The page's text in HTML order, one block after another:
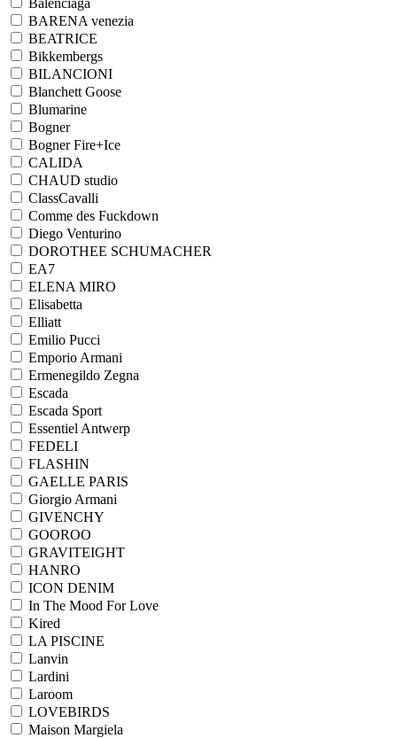
Balenciaga
BARENA venezia
BEATRICE
Bikkembergs
BILANCIONI
Blanchett Goose
Blumarine
Bogner
Bogner Fire+Ice
CALIDA
CHAUD studio
ClassCavalli
Comme des Fuckdown
Diego Venturino
DOROTHEE SCHUMACHER
EA7
ELENA MIRO
Elisabetta
Elliatt
Emilio Pucci
Emporio Armani
Ermenegildo Zegna
Escada
Escada Sport
Essentiel Antwerp
FEDELI
FLASHIN
GAELLE PARIS
Giorgio Armani
GIVENCHY
GOOROO
GRAVITEIGHT
HANRO
ICON DENIM
In The Mood For Love
Kired
LA PISCINE
Lanvin
Lardini
Laroom
LOVEBIRDS
Maison Margiela